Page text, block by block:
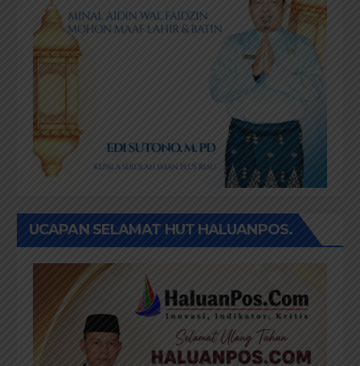
UCAPAN SELAMAT HUT HALUANPOS.